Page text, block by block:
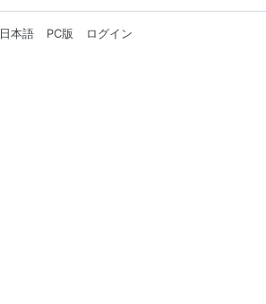
日本語 PC版 ログイン